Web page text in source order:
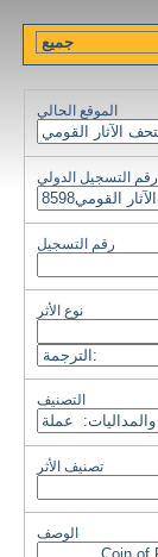
الموقع الحالي
رقم التسجيل الدولي
رقم التسجيل
نوع الأثر
التصنيف
تصنيف الأثر
الوصف